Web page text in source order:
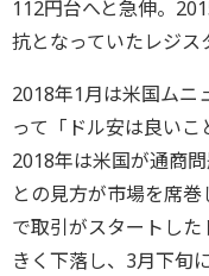
112円台へと急伸。
抗となっていたレジス
2018年1月は米国ムニ
って「ドル安は良いこ
2018年は米国が通商
との見方が市場を席
で取引がスタートし
きく下落し、3月下旬